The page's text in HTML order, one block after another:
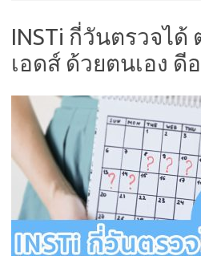
INSTi กี่วันตรวจได้
เอดส์ ด้วยตนเอง ดี